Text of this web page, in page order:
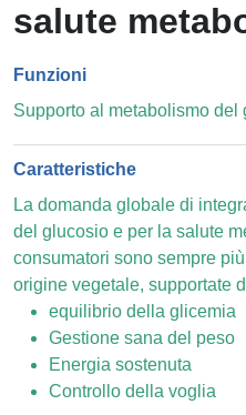
salute
Funzioni
Supporto al metabolismo del
Caratteristiche
La domanda globale di
del glucosio e per la salute
consumatori sono sempre
origine vegetale, supportate
equilibrio della glicemia
Gestione sana del peso
Energia sostenuta
Controllo della voglia